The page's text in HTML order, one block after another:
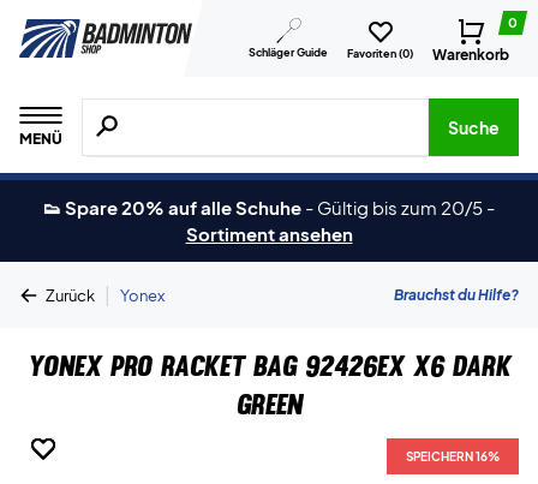
Schläger Guide Favoriten (0)
0
Warenkorb
MENÜ
Suche nach Produkten, Marken usw.
Suche
👟 Spare 20% auf alle Schuhe - Gültig bis zum 20/5 -
Sortiment ansehen
Zurück | Yonex Brauchst du Hilfe?
Yonex Pro Racket Bag 92426EX X6 Dark
Green
SPEICHERN 16%
SPEICHERN 16%
SPEICHERN 16%
SPEICHERN 16%
SPEICHERN 16%